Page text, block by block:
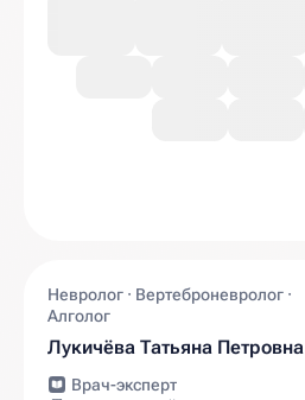
Невролог · Вертеброневролог ·
Алголог
Лукичёва Татьяна Петровна
Врач-эксперт